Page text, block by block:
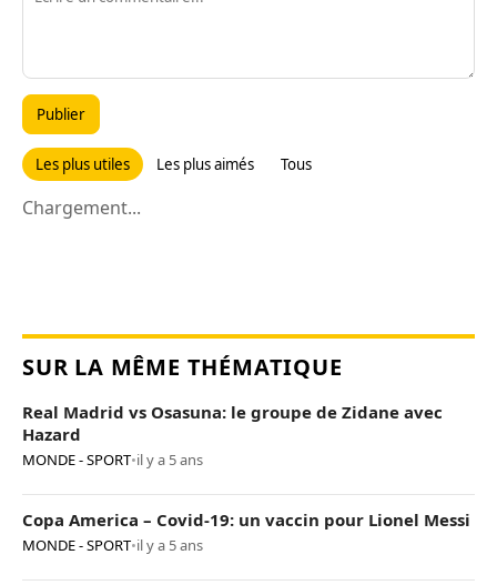
Publier
Les plus utiles Les plus aimés Tous
Chargement...
SUR LA MÊME THÉMATIQUE
Real Madrid vs Osasuna: le groupe de Zidane avec
Hazard
MONDE - SPORT•il y a 5 ans
Copa America – Covid-19: un vaccin pour Lionel Messi
MONDE - SPORT•il y a 5 ans